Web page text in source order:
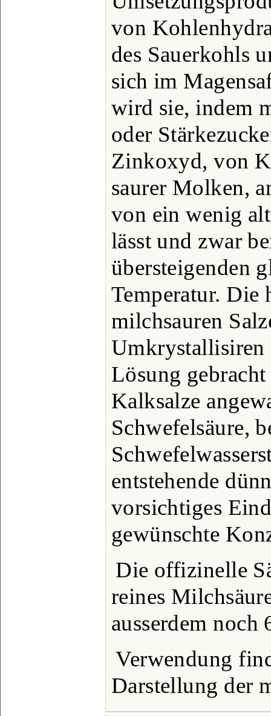
von
des Sauerkohls
sich im
wird sie, indem
oder
Zinkoxyd, von
saurer Molken,
von ein wenig
lässt und zwar
übersteigenden
Temperatur. Die
milchsauren
Umkrystallisiren
Lösung
Kalksalze
Schwefelsäure,
entstehende
vorsichtiges
gewünschte
Die offizinelle
reines
ausserdem noch
Verwendung
Darstellung der